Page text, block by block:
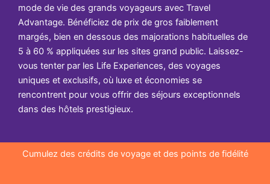
mode de vie des grands voyageurs avec Travel
Advantage. Bénéficiez de prix de gros faiblement
margés, bien en dessous des majorations habituelles de
5 à 60 % appliquées sur les sites grand public. Laissez-
vous tenter par les Life Experiences, des voyages
uniques et exclusifs, où luxe et économies se
rencontrent pour vous offrir des séjours exceptionnels
dans des hôtels prestigieux.
Cumulez des crédits de voyage et des points de fidélité